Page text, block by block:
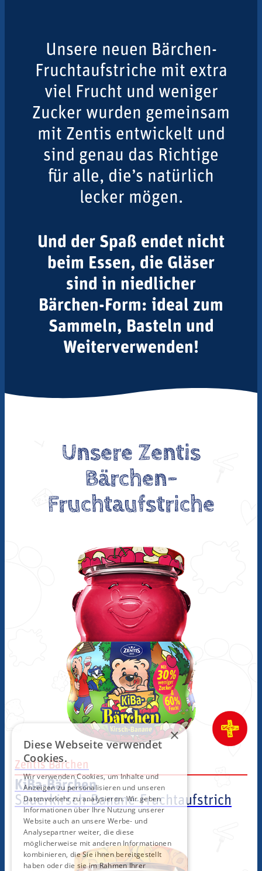
Unsere neuen Bärchen-
Fruchtaufstriche mit extra
viel Frucht und weniger
Zucker wurden gemeinsam
mit Zentis entwickelt und
sind genau das Richtige
für alle, die’s natürlich
lecker mögen.
Und der Spaß endet nicht
beim Essen, die Gläser
sind in niedlicher
Bärchen-Form: ideal zum
Sammeln, Basteln und
Weiterverwenden!
Unsere Zentis
Bärchen-
Fruchtaufstriche
KiBa-
Zentis Bärchen
KiBa-Bärchen
Sauerkirsch-Banane-Fruchtaufstrich
×
Diese Webseite verwendet
Cookies.
Wir verwenden Cookies, um Inhalte und
Anzeigen zu personalisieren und unseren
Datenverkehr zu analysieren. Wir geben
Informationen über Ihre Nutzung unserer
Website auch an unsere Werbe- und
Analysepartner weiter, die diese
möglicherweise mit anderen Informationen
kombinieren, die Sie ihnen bereitgestellt
haben oder die sie im Rahmen Ihrer